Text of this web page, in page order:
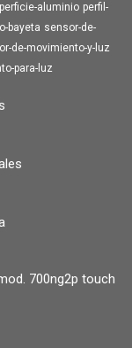
aluminio perfil-
bayeta sensor-de-
de-movimiento-y-luz
para-luz
700ng2p touch